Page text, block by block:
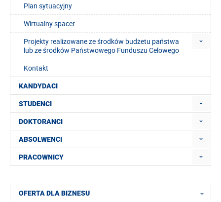
Plan sytuacyjny
Wirtualny spacer
Projekty realizowane ze środków budżetu państwa
lub ze środków Państwowego Funduszu Celowego
Kontakt
KANDYDACI
STUDENCI
DOKTORANCI
ABSOLWENCI
PRACOWNICY
OFERTA DLA BIZNESU